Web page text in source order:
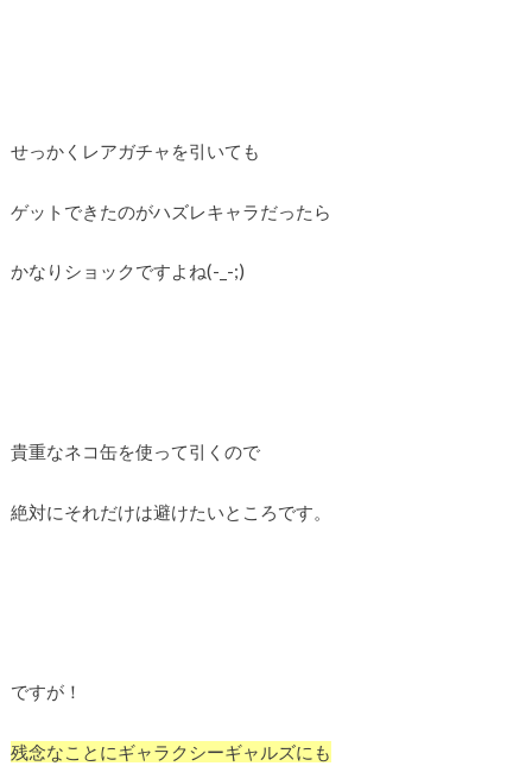
せっかくレアガチャを引いても
ゲットできたのがハズレキャラだったら
かなりショックですよね(-_-;)
貴重なネコ缶を使って引くので
絶対にそれだけは避けたいところです。
ですが！
残念なことにギャラクシーギャルズにも